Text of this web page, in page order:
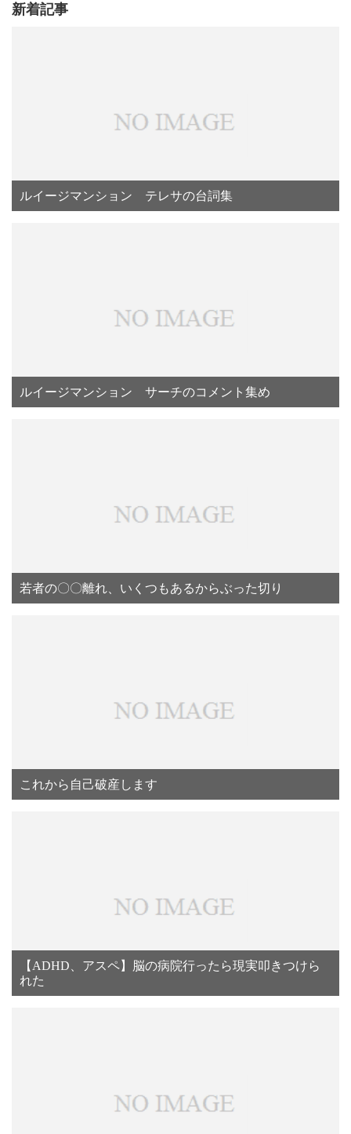
新着記事
ルイージマンション テレサの台詞集
ルイージマンション サーチのコメント集め
若者の〇〇離れ、いくつもあるからぶった切り
これから自己破産します
【ADHD、アスペ】脳の病院行ったら現実叩きつけら
れた